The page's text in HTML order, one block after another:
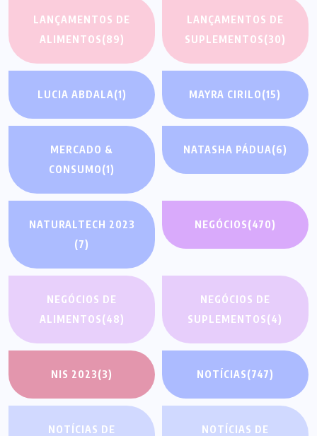
LANÇAMENTOS DE
ALIMENTOS(89)
LANÇAMENTOS DE
SUPLEMENTOS(30)
LUCIA ABDALA(1) MAYRA CIRILO(15)
MERCADO &
CONSUMO(1)
NATASHA PÁDUA(6)
NATURALTECH 2023
(7)
NEGÓCIOS(470)
NEGÓCIOS DE
ALIMENTOS(48)
NEGÓCIOS DE
SUPLEMENTOS(4)
NIS 2023(3) NOTÍCIAS(747)
NOTÍCIAS DE
NOTÍCIAS DE